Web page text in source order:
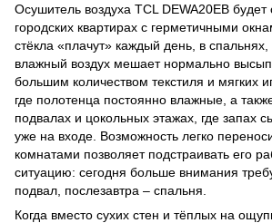
Осушитель воздуха TCL DEWA20EB
городских квартирах с герметичными
стёкла «плачут» каждый день, в
влажный воздух мешает нормально
большим количеством текстиля и мягких
где полотенца постоянно влажные, а
подвалах и цокольных этажах, где запах
уже на входе. Возможность легко
комнатами позволяет подстраивать его
ситуацию: сегодня больше внимания
подвал, послезавтра – спальня.
Когда вместо сухих стен и тёплых на